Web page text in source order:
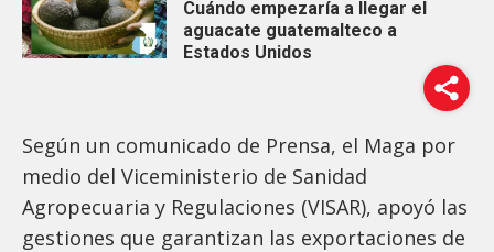
Cuándo empezaría a llegar el
aguacate guatemalteco a
Estados Unidos
Según un comunicado de Prensa, el Maga por
medio del Viceministerio de Sanidad
Agropecuaria y Regulaciones (VISAR), apoyó las
gestiones que garantizan las exportaciones de